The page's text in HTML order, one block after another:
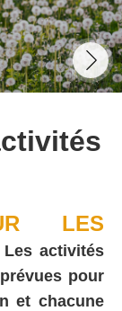
LES
Les activités
pour
et chacune